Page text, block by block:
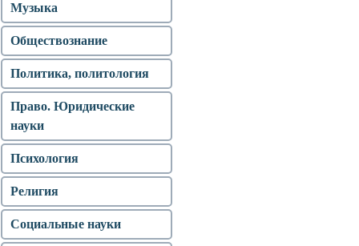
Музыка
Обществознание
Политика, политология
Право. Юридические
науки
Психология
Религия
Социальные науки